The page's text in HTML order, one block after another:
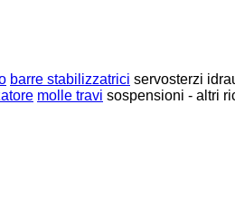
barre stabilizzatrici servosterzi
molle travi sospensioni - altri